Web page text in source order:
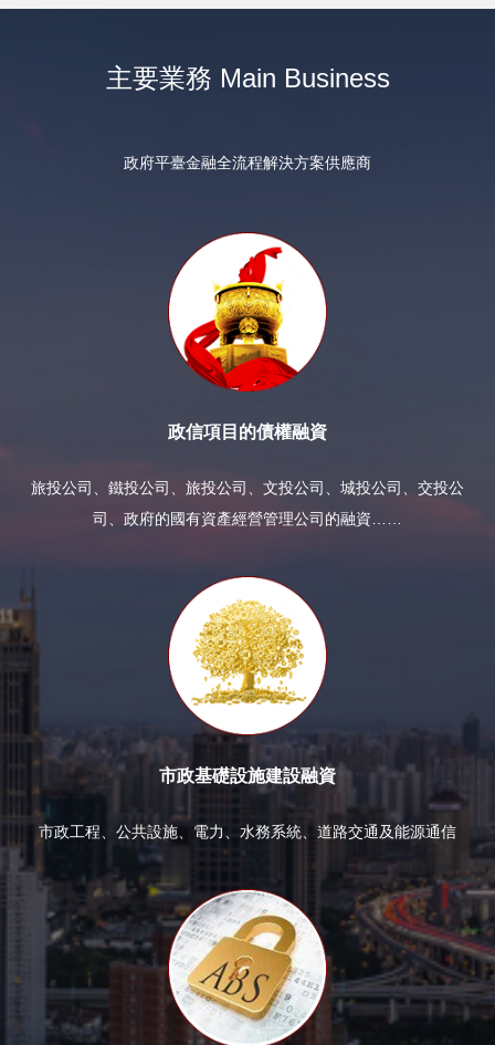
主要業務 Main Business
政府平臺金融全流程解決方案供應商
政信項目的債權融資
旅投公司、鐵投公司、旅投公司、文投公司、城投公司、交投公
司、政府的國有資產經營管理公司的融資……
市政基礎設施建設融資
市政工程、公共設施、電力、水務系統、道路交通及能源通信